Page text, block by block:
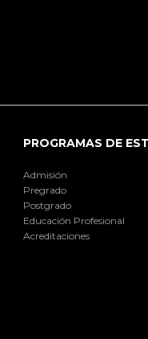
PROGRAMAS DE
Admisión
Pregrado
Postgrado
Educación Profesional
Acreditaciones